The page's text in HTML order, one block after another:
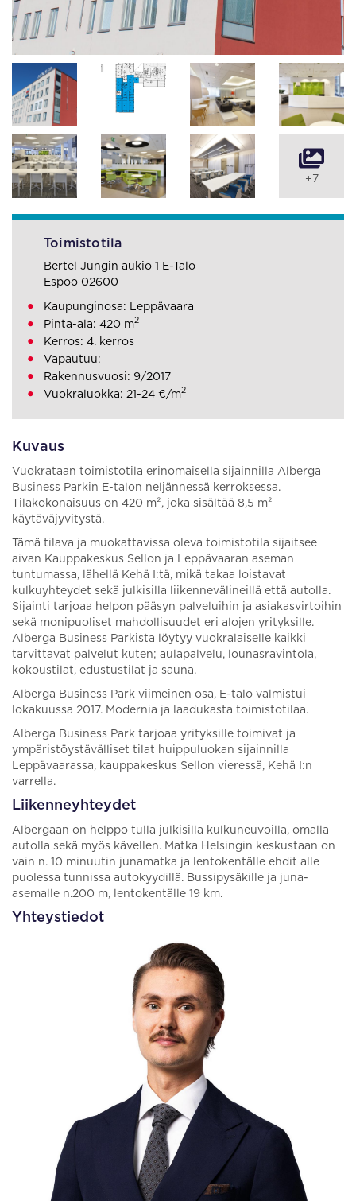
Kuvaus
Vuokrataan toimistotila erinomaisella sijainnilla Alberga
Business Parkin E-talon neljännessä kerroksessa.
Tilakokonaisuus on 420 m², joka sisältää 8,5 m²
käytäväjyvitystä.
Tämä tilava ja muokattavissa oleva toimistotila sijaitsee
aivan Kauppakeskus Sellon ja Leppävaaran aseman
tuntumassa, lähellä Kehä I:tä, mikä takaa loistavat
kulkuyhteydet sekä julkisilla liikennevälineillä että autolla.
Sijainti tarjoaa helpon pääsyn palveluihin ja asiakasvirtoihin
sekä monipuoliset mahdollisuudet eri alojen yrityksille.
Alberga Business Parkista löytyy vuokralaiselle kaikki
tarvittavat palvelut kuten; aulapalvelu, lounasravintola,
kokoustilat, edustustilat ja sauna.
Alberga Business Park viimeinen osa, E-talo valmistui
lokakuussa 2017. Modernia ja laadukasta toimistotilaa.
Alberga Business Park tarjoaa yrityksille toimivat ja
ympäristöystävälliset tilat huippuluokan sijainnilla
Leppävaarassa, kauppakeskus Sellon vieressä, Kehä I:n
varrella.
Liikenneyhteydet
Albergaan on helppo tulla julkisilla kulkuneuvoilla, omalla
autolla sekä myös kävellen. Matka Helsingin keskustaan on
vain n. 10 minuutin junamatka ja lentokentälle ehdit alle
puolessa tunnissa autokyydillä. Bussipysäkille ja juna-
asemalle n.200 m, lentokentälle 19 km.
Yhteystiedot
+7
Toimistotila
Bertel Jungin aukio 1 E-Talo
Espoo 02600
Kaupunginosa: Leppävaara
Pinta-ala: 420 m2
Kerros: 4. kerros
Vapautuu:
Rakennusvuosi: 9/2017
Vuokraluokka: 21-24 €/m2